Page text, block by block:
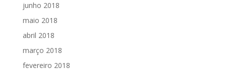
junho 2018
maio 2018
abril 2018
março 2018
fevereiro 2018